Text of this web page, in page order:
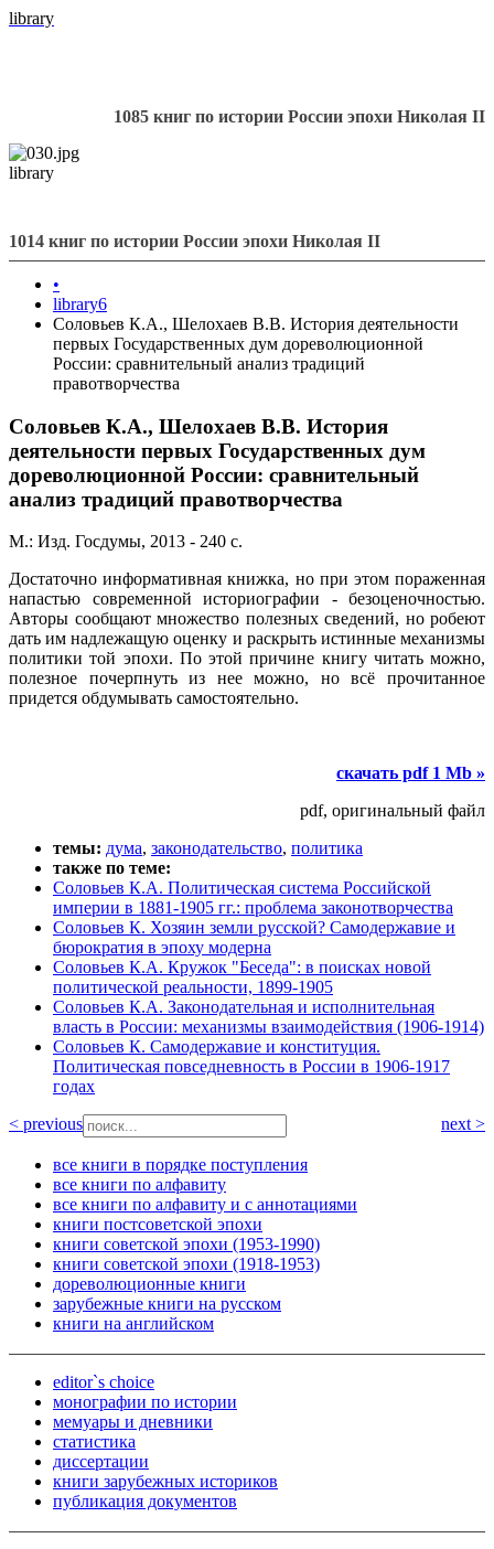
library
1085 книг по истории России эпохи Николая II
library
1014 книг по истории России эпохи Николая II
•
library6
Соловьев К.А., Шелохаев В.В. История деятельности
первых Государственных дум дореволюционной
России: сравнительный анализ традиций
правотворчества
Соловьев К.А., Шелохаев В.В. История
деятельности первых Государственных дум
дореволюционной России: сравнительный
анализ традиций правотворчества
М.: Изд. Госдумы, 2013 - 240 с.
Достаточно информативная книжка, но при этом пораженная
напастью современной историографии - безоценочностью.
Авторы сообщают множество полезных сведений, но робеют
дать им надлежащую оценку и раскрыть истинные механизмы
политики той эпохи. По этой причине книгу читать можно,
полезное почерпнуть из нее можно, но всё прочитанное
придется обдумывать самостоятельно.
скачать pdf 1 Mb »
pdf, оригинальный файл
темы: дума, законодательство, политика
также по теме:
Соловьев К.А. Политическая система Российской
империи в 1881-1905 гг.: проблема законотворчества
Соловьев К. Хозяин земли русской? Самодержавие и
бюрократия в эпоху модерна
Соловьев К.А. Кружок "Беседа": в поисках новой
политической реальности, 1899-1905
Соловьев К.А. Законодательная и исполнительная
власть в России: механизмы взаимодействия (1906-1914)
Соловьев К. Самодержавие и конституция.
Политическая повседневность в России в 1906-1917
годах
< previous
next >
все книги в порядке поступления
все книги по алфавиту
все книги по алфавиту и с аннотациями
книги постсоветской эпохи
книги советской эпохи (1953-1990)
книги советской эпохи (1918-1953)
дореволюционные книги
зарубежные книги на русском
книги на английском
editor`s choice
монографии по истории
мемуары и дневники
статистика
диссертации
книги зарубежных историков
публикация документов